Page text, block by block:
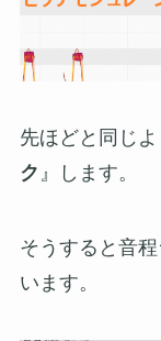
先ほどと同じ
ク 』します。
そうすると音
います。